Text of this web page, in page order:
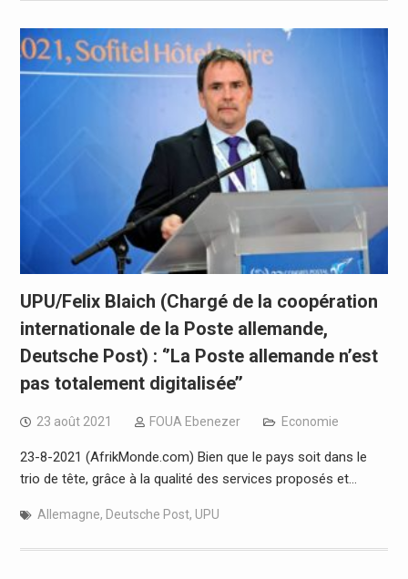
UPU/Felix Blaich (Chargé de la coopération
internationale de la Poste allemande,
Deutsche Post) : ‘’La Poste allemande n’est
pas totalement digitalisée’’
23 août 2021 FOUA Ebenezer Economie
23-8-2021 (AfrikMonde.com) Bien que le pays soit dans le
trio de tête, grâce à la qualité des services proposés et…
Allemagne, Deutsche Post, UPU